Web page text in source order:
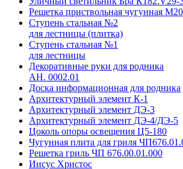
Решетка приствольная чугунная
Ступень стальная №2
для лестницы (плитка)
Ступень стальная №1
для лестницы
Декоративные руки для родника
АН. 0002.01
Доска информационная для родника
Архитектурный элемент К-1
Архитектурный элемент ДЭ-3
Архитектурный элемент ДЭ-4/ДЭ-5
Цоколь опоры освещения Ц5-180
Чугунная плита для гриля
Решетка гриль ЧП 676.00.01.000
Иисус Христос